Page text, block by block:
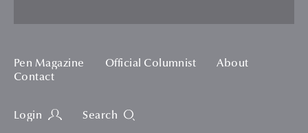
Pen Magazine Official Columnist
About
Contact
Login Search